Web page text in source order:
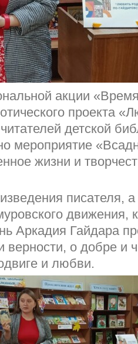
акции
проекта
детской
мероприятие
жизни и
писателя,
движения,
Аркадия Гайдара
верности, о добре и
и любви.